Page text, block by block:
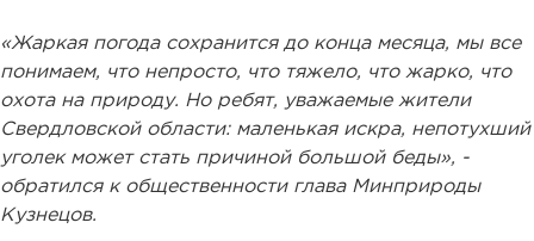
«Жаркая погода сохранится до конца месяца, мы все
понимаем, что непросто, что тяжело, что жарко, что
охота на природу. Но ребят, уважаемые жители
Свердловской области: маленькая искра, непотухший
уголек может стать причиной большой беды», -
обратился к общественности глава Минприроды
Кузнецов.